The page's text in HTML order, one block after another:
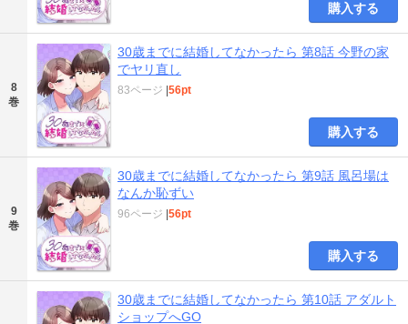
購入する
8
巻
30歳までに結婚してなかったら 第8話 今野の家
でヤリ直し
83ページ 56pt
購入する
9
巻
30歳までに結婚してなかったら 第9話 風呂場は
なんか恥ずい
96ページ 56pt
購入する
30歳までに結婚してなかったら 第10話 アダルト
ショップへGO